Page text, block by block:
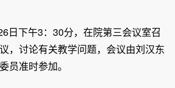
日下午3：30分，在院第三会议室召
，讨论有关教学问题，会议由刘汉东
员准时参加。